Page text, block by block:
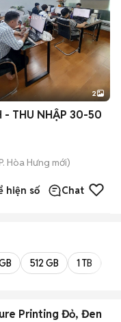
2
- THU NHẬP 30-50
P. Hòa Hưng mới)
hiện số Chat
512 GB 1 TB
Printing Đỏ, Đen